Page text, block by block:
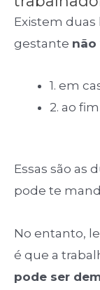
Existem
gestante não
1. em
2. ao
Essas são as
pode te
No entanto,
é que a
pode ser